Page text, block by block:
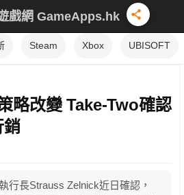
戲網 GameApps.hk
Steam Xbox UBISOFT
略改變 Take-Two確認
銷
行長Strauss Zelnick近日確認，